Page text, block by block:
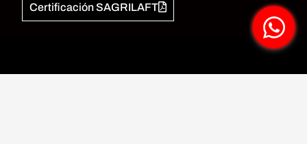
Certificación SAGRILAFT